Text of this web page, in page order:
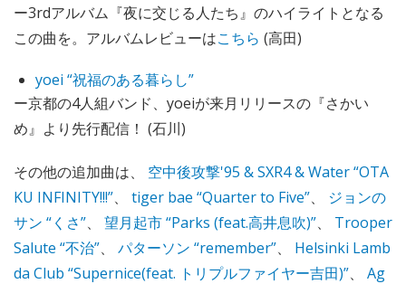
ー3rdアルバム『夜に交じる人たち』のハイライトとなる
この曲を。アルバムレビューはこちら (高田)
yoei “祝福のある暮らし”
ー京都の4人組バンド、yoeiが来月リリースの『さかい
め』より先行配信！ (石川)
その他の追加曲は、 空中後攻撃'95 & SXR4 & Water “OTA
KU INFINITY!!!”、 tiger bae “Quarter to Five”、 ジョンの
サン “くさ”、 望月起市 “Parks (feat.高井息吹)”、 Trooper
Salute “不治”、 パターソン “remember”、 Helsinki Lamb
da Club “Supernice(feat. トリプルファイヤー吉田)”、 Ag